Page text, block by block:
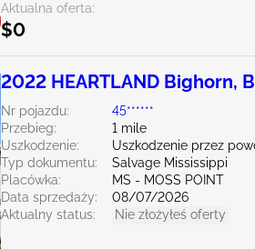
Aktualna oferta:
$0
2022 HEARTLAND Bighorn,
Landmark
Nr pojazdu:
45******
Przebieg:
1 mile
Uszkodzenie:
Uszkodzenie przez
Typ dokumentu:
Salvage Mississippi
Placówka:
MS - MOSS POINT
Data sprzedaży:
08/07/2026
Aktualny status:
Nie złożyłeś oferty